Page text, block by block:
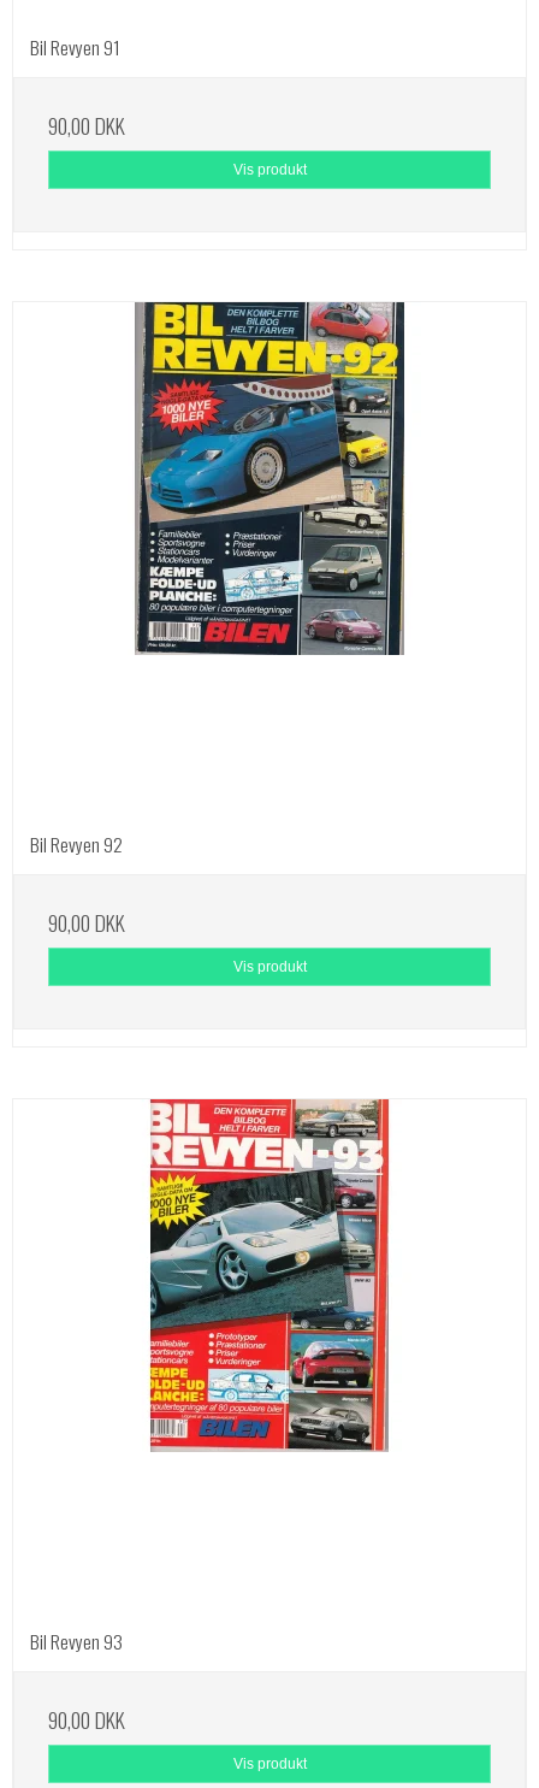
Bil Revyen 91
90,00 DKK
Vis produkt
Bil Revyen 92
90,00 DKK
Vis produkt
Bil Revyen 93
90,00 DKK
Vis produkt